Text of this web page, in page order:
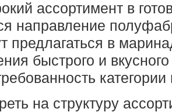
ассортимент в
направление
предлагаться в
быстрого и
на структуру